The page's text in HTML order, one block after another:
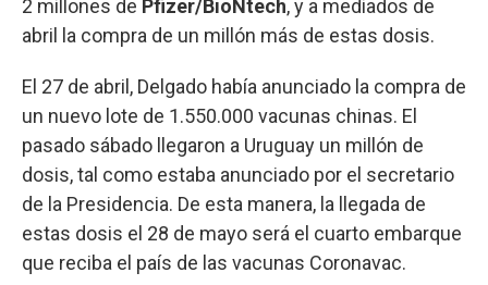
2 millones de Pfizer/BioNtech, y a mediados de
abril la compra de un millón más de estas dosis.
El 27 de abril, Delgado había anunciado la compra de
un nuevo lote de 1.550.000 vacunas chinas. El
pasado sábado llegaron a Uruguay un millón de
dosis, tal como estaba anunciado por el secretario
de la Presidencia. De esta manera, la llegada de
estas dosis el 28 de mayo será el cuarto embarque
que reciba el país de las vacunas Coronavac.